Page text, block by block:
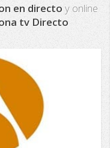
en directo y online
tv Directo